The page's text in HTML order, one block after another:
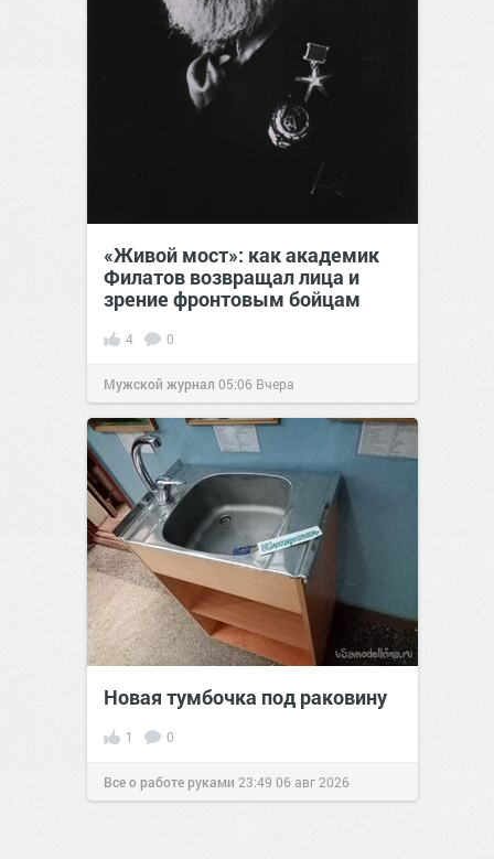
«Живой мост»: как академик
Филатов возвращал лица и
зрение фронтовым бойцам
4 0
Мужской журнал 05:06 Вчера
Новая тумбочка под раковину
1 0
Все о работе руками 23:49 06 авг 2026